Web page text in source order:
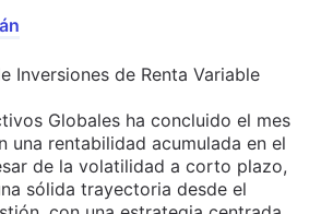
Inversiones de Renta Variable
Globales ha concluido el mes
una rentabilidad acumulada en el
de la volatilidad a corto plazo,
sólida trayectoria desde el